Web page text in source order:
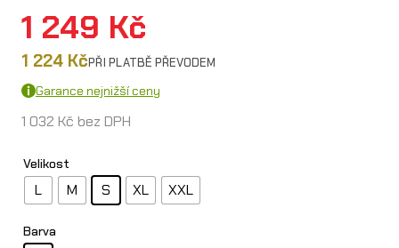
1 249 Kč
1 224 KčPŘI PLATBĚ PŘEVODEM
Garance nejnižší ceny
1 032 Kč bez DPH
Velikost
L M S XL XXL
Barva